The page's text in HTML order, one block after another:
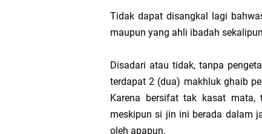
Perbedaan
Sejarah Asuransi
Pesugihan
Tidak dapat disangkal lagi
maupun yang ahli ibadah
Disadari atau tidak, tanpa
terdapat 2 (dua) makhluk ghaib
Karena bersifat tak kasat mata,
meskipun si jin ini berada dalam
oleh apapun.